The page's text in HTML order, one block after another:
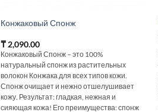
Конжаковый Спонж
₸2,090.00
Конжаковый Спонж – это 100%
натуральный спонж из растительных
волокон Конжака для всех типов кожи.
Спонж очищает и нежно отшелушивает
кожу. Результат: гладкая, нежная и
сияющая кожа! Его преимущества: спонж